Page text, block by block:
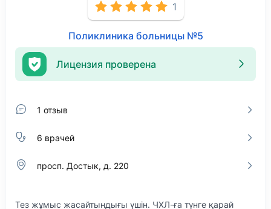
1
Поликлиника больницы №5
Лицензия проверена
1 отзыв
6 врачей
просп. Достык, д. 220
Тез жұмыс жасайтындығы үшін. ЧХЛ-ға түнге қарай